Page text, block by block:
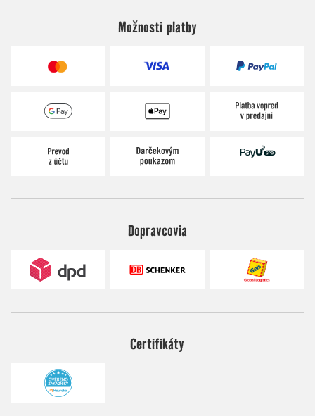
Možnosti platby
Dopravcovia
Certifikáty